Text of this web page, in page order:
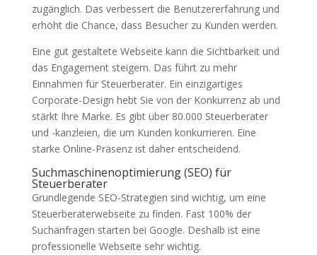
zugänglich. Das verbessert die Benutzererfahrung und
erhöht die Chance, dass Besucher zu Kunden werden.
Eine gut gestaltete Webseite kann die Sichtbarkeit und
das Engagement steigern. Das führt zu mehr
Einnahmen für Steuerberater. Ein einzigartiges
Corporate-Design hebt Sie von der Konkurrenz ab und
stärkt Ihre Marke. Es gibt über 80.000 Steuerberater
und -kanzleien, die um Kunden konkurrieren. Eine
starke Online-Präsenz ist daher entscheidend.
Suchmaschinenoptimierung (SEO) für
Steuerberater
Grundlegende SEO-Strategien sind wichtig, um eine
Steuerberaterwebseite zu finden. Fast 100% der
Suchanfragen starten bei Google. Deshalb ist eine
professionelle Webseite sehr wichtig.